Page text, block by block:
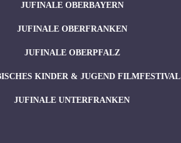
JUFINALE OBERBAYERN
JUFINALE OBERFRANKEN
JUFINALE OBERPFALZ
KINDER & JUGEND FILMFESTIVAL
JUFINALE UNTERFRANKEN